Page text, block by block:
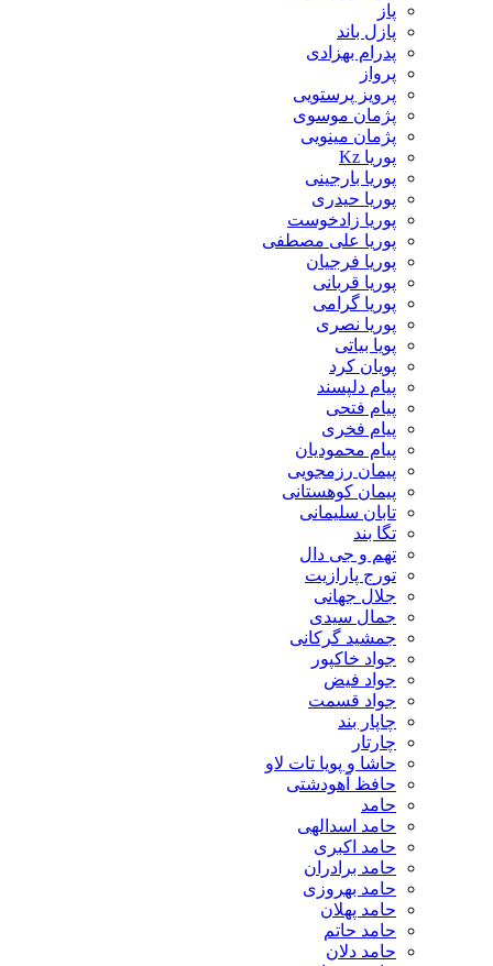
پازل باند
پدرام بهزادی
پرواز
پرویز پرستویی
پژمان موسوی
پژمان مینویی
پوریا Kz
پوریا بارجینی
پوریا حیدری
پوریا زادخوست
پوریا علی مصطفی
پوریا فرجیان
پوریا قربانی
پوریا گرامی
پوریا نصری
پویا بیاتی
پویان کرد
پیام دلپسند
پیام فتحی
پیام فخری
پیام محمودیان
پیمان رزمجویی
پیمان کوهستانی
تابان سلیمانی
تگا بند
تهم و جی دال
تورج پارازیت
جلال جهانی
جمال سیدی
جمشید گرکانی
جواد خاکپور
جواد فیض
جواد قسمت
چاپار بند
چارتار
حاشا و پویا تات لاو
حافظ آهودشتی
حامد
حامد اسدالهی
حامد اکبری
حامد برادران
حامد بهروزی
حامد پهلان
حامد حاتم
حامد دلان